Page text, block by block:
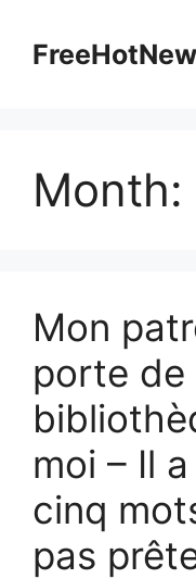
content
Month:
Mon
porte de
moi – Il
cinq
pas